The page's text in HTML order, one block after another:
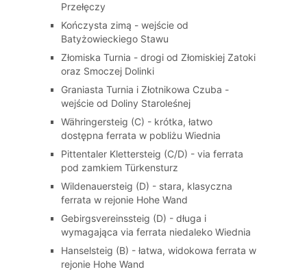
Przełęczy
Kończysta zimą - wejście od
Batyżowieckiego Stawu
Złomiska Turnia - drogi od Złomiskiej Zatoki
oraz Smoczej Dolinki
Graniasta Turnia i Złotnikowa Czuba -
wejście od Doliny Staroleśnej
Währingersteig (C) - krótka, łatwo
dostępna ferrata w pobliżu Wiednia
Pittentaler Klettersteig (C/D) - via ferrata
pod zamkiem Türkensturz
Wildenauersteig (D) - stara, klasyczna
ferrata w rejonie Hohe Wand
Gebirgsvereinssteig (D) - długa i
wymagająca via ferrata niedaleko Wiednia
Hanselsteig (B) - łatwa, widokowa ferrata w
rejonie Hohe Wand